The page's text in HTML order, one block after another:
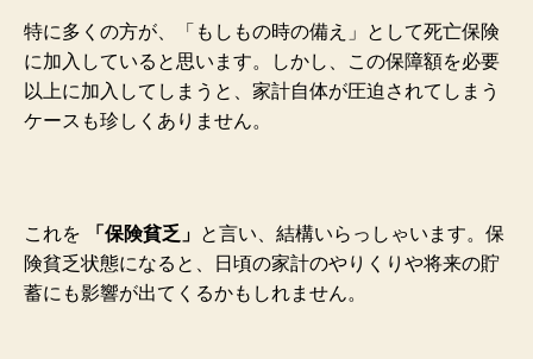
特に多くの方が、「もしもの時の備え」として死亡保険
に加入していると思います。しかし、この保障額を必要
以上に加入してしまうと、家計自体が圧迫されてしまう
ケースも珍しくありません。
これを 「保険貧乏」 と言い、結構いらっしゃいます。保
険貧乏状態になると、日頃の家計のやりくりや将来の貯
蓄にも影響が出てくるかもしれません。